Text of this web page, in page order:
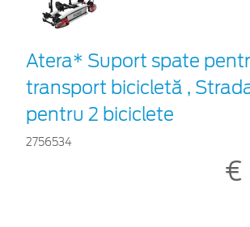
Atera* Suport spate
transport bicicletă ,
pentru 2 biciclete
2756534
€